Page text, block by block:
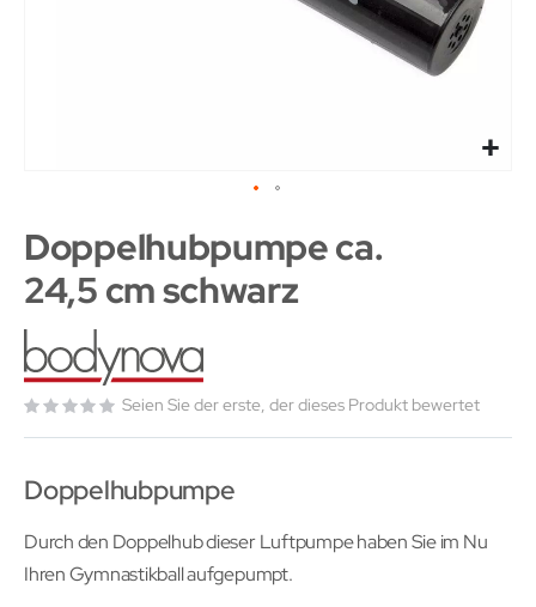
Doppelhubpumpe ca.
24,5 cm schwarz
Seien Sie der erste, der dieses Produkt bewertet
Doppelhubpumpe
Durch den Doppelhub dieser Luftpumpe haben Sie im Nu
Ihren Gymnastikball aufgepumpt.